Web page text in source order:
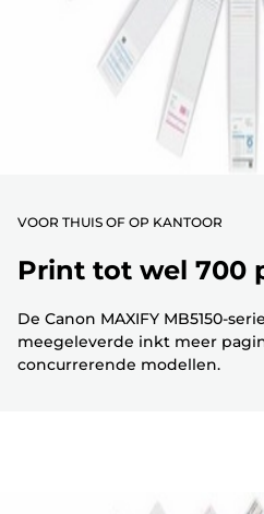
VOOR THUIS OF OP KANTOOR
Print tot wel 700
De Canon MAXIFY MB5150-
meegeleverde inkt meer
concurrerende modellen.